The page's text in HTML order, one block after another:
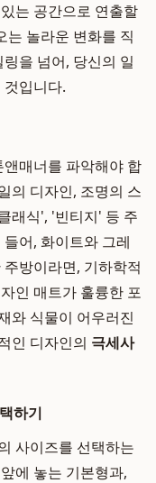
는 공간으로 연출할
는 놀라운 변화를 직
을 넘어, 당신의 일
입니다.
매너를 파악해야 합
의 디자인, 조명의 스
래식', '빈티지' 등 주
어, 화이트와 그레
방이라면, 기하학적
인 매트가 훌륭한 포
와 식물이 어우러진
인 디자인의 극세사
하기
사이즈를 선택하는
에 놓는 기본형과,